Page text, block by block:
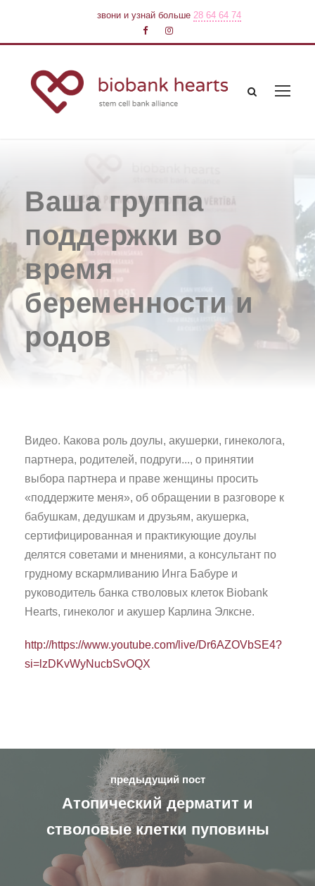
звони и узнай больше28 64 64 74
Ваша группа
поддержки во
время
беременности и
родов
Видео. Какова роль доулы, акушерки, гинеколога,
партнера, родителей, подруги..., о принятии
выбора партнера и праве женщины просить
«поддержите меня», об обращении в разговоре к
бабушкам, дедушкам и друзьям, акушерка,
сертифицированная и практикующие доулы
делятся советами и мнениями, а консультант по
грудному вскармливанию Инга Бабуре и
руководитель банка стволовых клеток Biobank
Hearts, гинеколог и акушер Карлина Элксне.
http://https://www.youtube.com/live/Dr6AZOVbSE4?
si=lzDKvWyNucbSvOQX
предыдущий пост
Атопический дерматит и
стволовые клетки пуповины